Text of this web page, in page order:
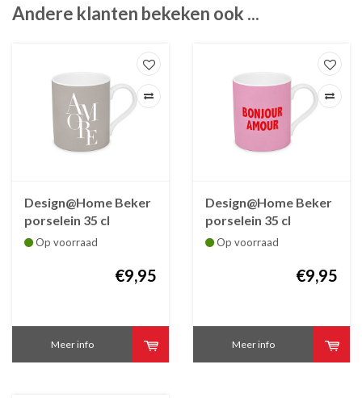
Andere klanten bekeken ook ...
Design@Home Beker
porselein 35 cl
AMORE
Op voorraad
€9,95
Meer info
Design@Home Beker
porselein 35 cl
BONJOUR AMOUR
Op voorraad
€9,95
Meer info